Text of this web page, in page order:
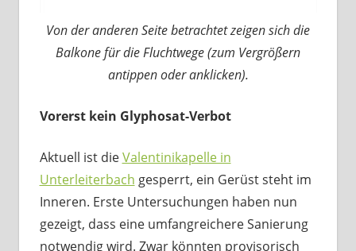
Von der anderen Seite betrachtet zeigen sich die
Balkone für die Fluchtwege (zum Vergrößern
antippen oder anklicken).
Vorerst kein Glyphosat-Verbot
Aktuell ist dieValentinikapelle in
Unterleiterbach gesperrt, ein Gerüst steht im
Inneren. Erste Untersuchungen haben nun
gezeigt, dass eine umfangreichere Sanierung
notwendig wird. Zwar könnten provisorisch